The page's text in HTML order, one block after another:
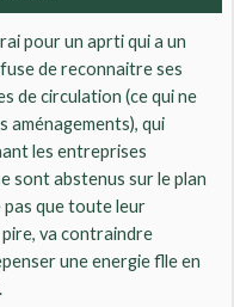
pour un aprti qui a un
de reconnaitre ses
de circulation (ce qui ne
aménagements), qui
les entreprises
sont abstenus sur le plan
pas que toute leur
va contraindre
une energie flle en